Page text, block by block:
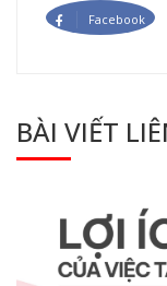
Facebook
BÀI VIẾT